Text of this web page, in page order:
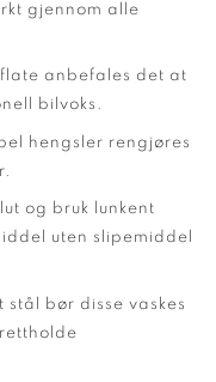
gjennom alle
anbefales det at
bilvoks.
hengsler rengjøres
og bruk lunkent
uten slipemiddel
bør disse vaskes